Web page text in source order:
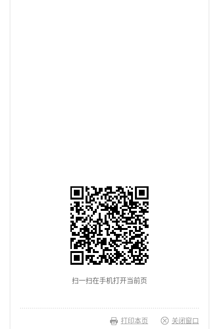
扫一扫在手机打开当前页
打印本页 关闭窗口